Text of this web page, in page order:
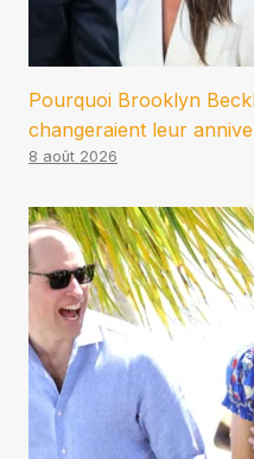
Pourquoi Brooklyn
changeraient leur
8 août 2026